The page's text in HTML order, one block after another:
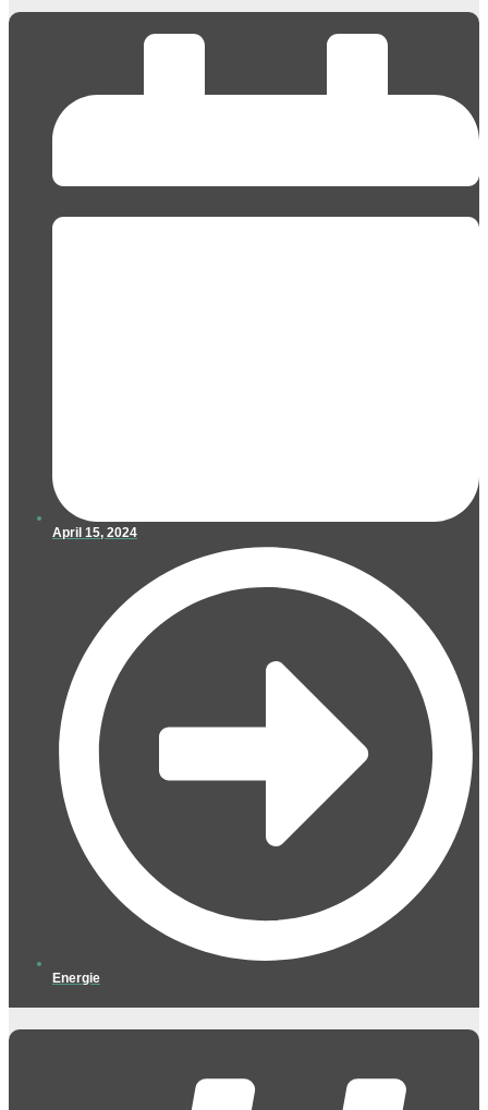
April 15, 2024
Energie